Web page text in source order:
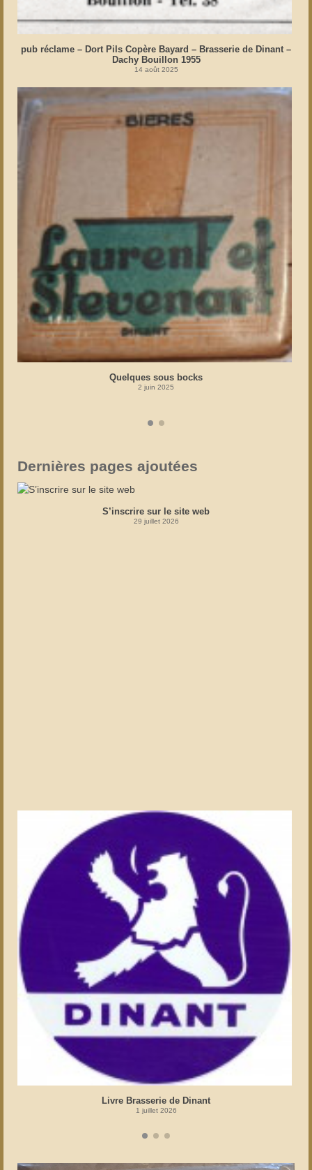
pub réclame – Dort Pils Copère Bayard – Brasserie de Dinant –
Dachy Bouillon 1955
14 août 2025
Quelques sous bocks
2 juin 2025
Dernières pages ajoutées
S’inscrire sur le site web
29 juillet 2026
Livre Brasserie de Dinant
1 juillet 2026